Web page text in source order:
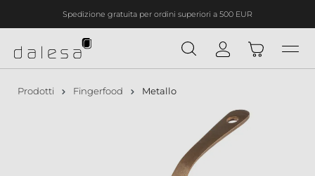
principaleSpedizione gratuita per ordini superiori a 500 EUR
Prodotti Fingerfood Metallo